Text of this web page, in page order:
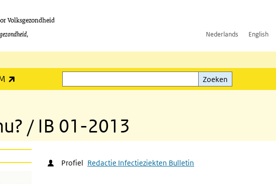
Volksgezondheid
Nederlands English
Zoeken
Zoeken
/ IB 01-2013
Profiel Redactie Infectieziekten Bulletin